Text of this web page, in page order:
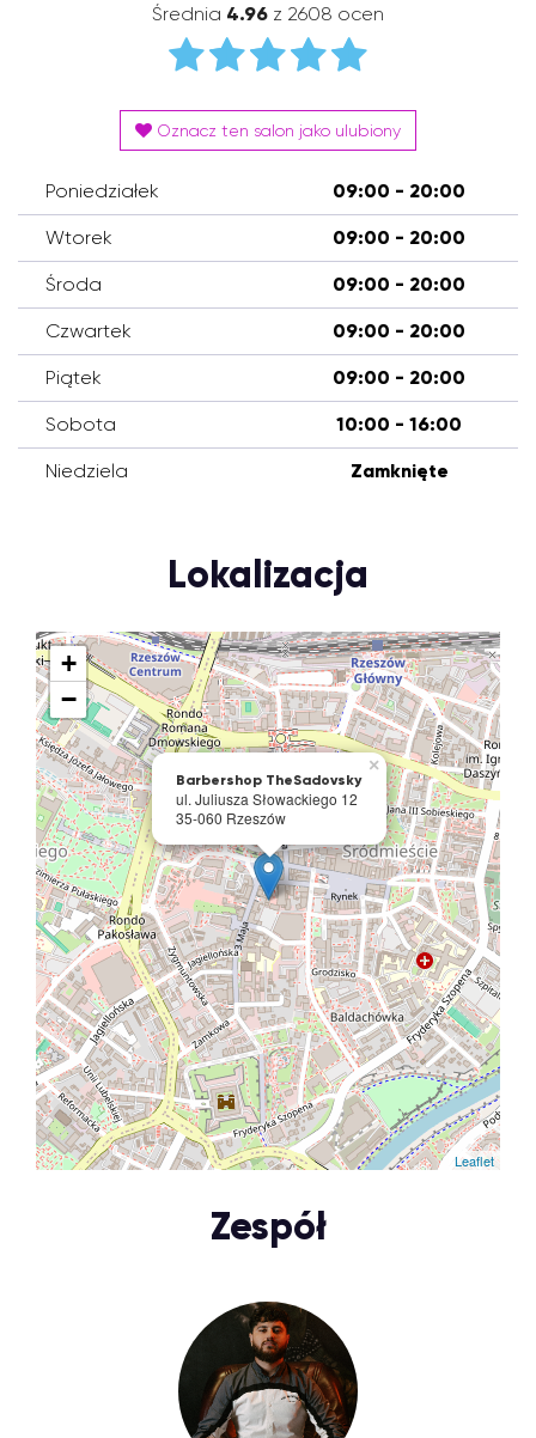
Średnia 4.96 z 2608 ocen
Oznacz ten salon jako ulubiony
Poniedziałek 09:00 - 20:00
Wtorek 09:00 - 20:00
Środa 09:00 - 20:00
Czwartek 09:00 - 20:00
Piątek 09:00 - 20:00
Sobota 10:00 - 16:00
Niedziela Zamknięte
Lokalizacja
Barbershop TheSadovsky
ul. Juliusza Słowackiego 12
35-060 Rzeszów
×
+
−
Leaflet
Zespół